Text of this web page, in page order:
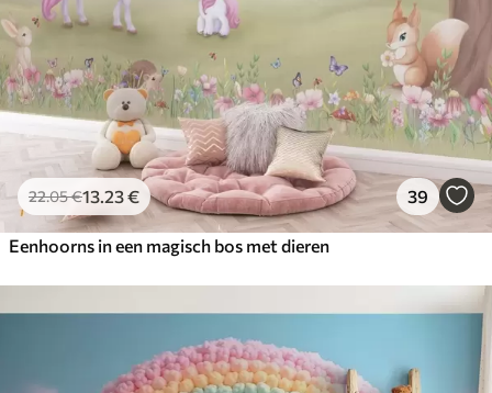
22.05€13 .23€ 39
Eenhoorns in een magisch bos met dieren